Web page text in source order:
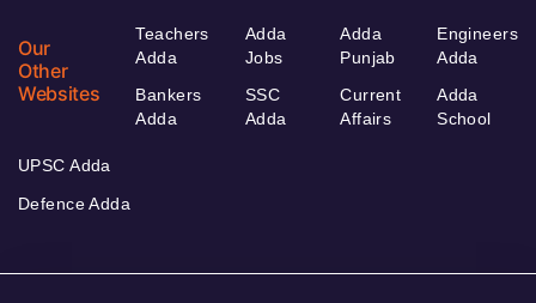
Our
Other
Websites
Teachers
Adda
Bankers
Adda
Adda
Jobs
SSC
Adda
Adda
Punjab
Current
Affairs
Engineers
Adda
Adda
School
UPSC Adda
Defence Adda